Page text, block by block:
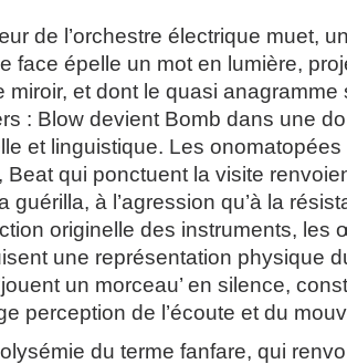
de l’orchestre électrique muet,
face épelle un mot en lumière,
miroir, et dont le quasi anagramme
: Blow devient Bomb dans une
et linguistique. Les
Beat qui ponctuent la visite
guérilla, à l’agression qu’à la
originelle des instruments, les
une représentation physique
un morceau’ en silence,
perception de l’écoute et du
du terme fanfare, qui